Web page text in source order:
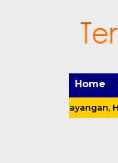
Home
Layangan,